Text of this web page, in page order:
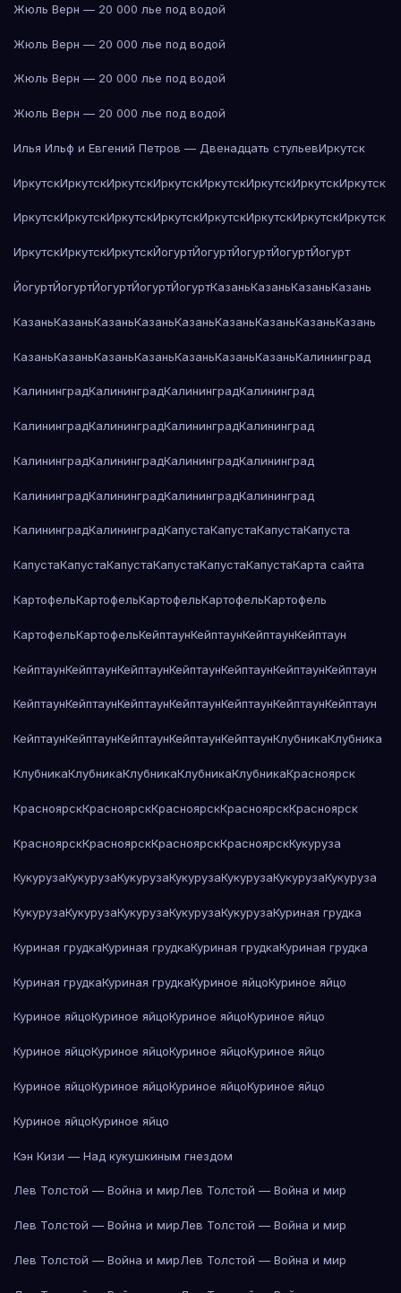
Жюль Верн — 20 000 лье под водой
Жюль Верн — 20 000 лье под водой
Жюль Верн — 20 000 лье под водой
Жюль Верн — 20 000 лье под водой
Илья Ильф и Евгений Петров — Двенадцать стульевИркутск
ИркутскИркутскИркутскИркутскИркутскИркутскИркутскИркутск
ИркутскИркутскИркутскИркутскИркутскИркутскИркутскИркутск
ИркутскИркутскИркутскЙогуртЙогуртЙогуртЙогуртЙогурт
ЙогуртЙогуртЙогуртЙогуртЙогуртКазаньКазаньКазаньКазань
КазаньКазаньКазаньКазаньКазаньКазаньКазаньКазаньКазань
КазаньКазаньКазаньКазаньКазаньКазаньКазаньКалининград
КалининградКалининградКалининградКалининград
КалининградКалининградКалининградКалининград
КалининградКалининградКалининградКалининград
КалининградКалининградКалининградКалининград
КалининградКалининградКапустаКапустаКапустаКапуста
КапустаКапустаКапустаКапустаКапустаКапустаКарта сайта
КартофельКартофельКартофельКартофельКартофель
КартофельКартофельКейптаунКейптаунКейптаунКейптаун
КейптаунКейптаунКейптаунКейптаунКейптаунКейптаунКейптаун
КейптаунКейптаунКейптаунКейптаунКейптаунКейптаунКейптаун
КейптаунКейптаунКейптаунКейптаунКейптаунКлубникаКлубника
КлубникаКлубникаКлубникаКлубникаКлубникаКрасноярск
КрасноярскКрасноярскКрасноярскКрасноярскКрасноярск
КрасноярскКрасноярскКрасноярскКрасноярскКукуруза
КукурузаКукурузаКукурузаКукурузаКукурузаКукурузаКукуруза
КукурузаКукурузаКукурузаКукурузаКукурузаКуриная грудка
Куриная грудкаКуриная грудкаКуриная грудкаКуриная грудка
Куриная грудкаКуриная грудкаКуриное яйцоКуриное яйцо
Куриное яйцоКуриное яйцоКуриное яйцоКуриное яйцо
Куриное яйцоКуриное яйцоКуриное яйцоКуриное яйцо
Куриное яйцоКуриное яйцоКуриное яйцоКуриное яйцо
Куриное яйцоКуриное яйцо
Кэн Кизи — Над кукушкиным гнездом
Лев Толстой — Война и мирЛев Толстой — Война и мир
Лев Толстой — Война и мирЛев Толстой — Война и мир
Лев Толстой — Война и мирЛев Толстой — Война и мир